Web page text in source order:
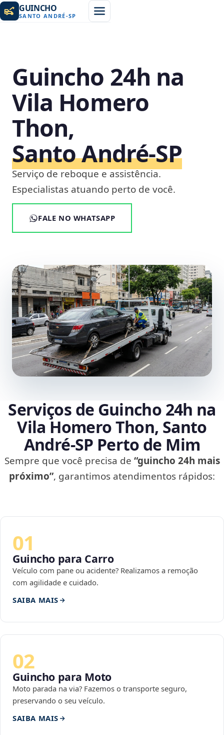
GUINCHO
SANTO ANDRÉ-SP
Guincho 24h na
Vila Homero
Thon,
Santo André‑SP
Serviço de reboque e assistência.
Especialistas atuando perto de você.
FALE NO WHATSAPP
Serviços de Guincho 24h na
Vila Homero Thon, Santo
André‑SP Perto de Mim
Sempre que você precisa de “guincho 24h mais
próximo”, garantimos atendimentos rápidos:
01
Guincho para Carro
Veículo com pane ou acidente? Realizamos a remoção
com agilidade e cuidado.
SAIBA MAIS
02
Guincho para Moto
Moto parada na via? Fazemos o transporte seguro,
preservando o seu veículo.
SAIBA MAIS